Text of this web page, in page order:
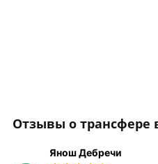
Отзывы о трансфере
Янош Дебречи